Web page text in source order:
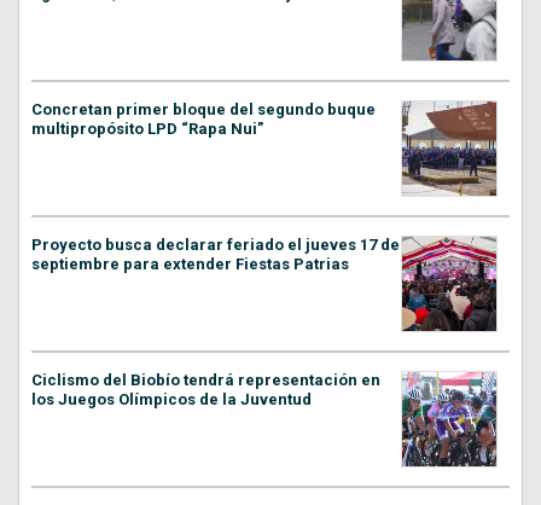
Concretan primer bloque del segundo buque
multipropósito LPD “Rapa Nui”
Proyecto busca declarar feriado el jueves 17 de
septiembre para extender Fiestas Patrias
Ciclismo del Biobío tendrá representación en
los Juegos Olímpicos de la Juventud